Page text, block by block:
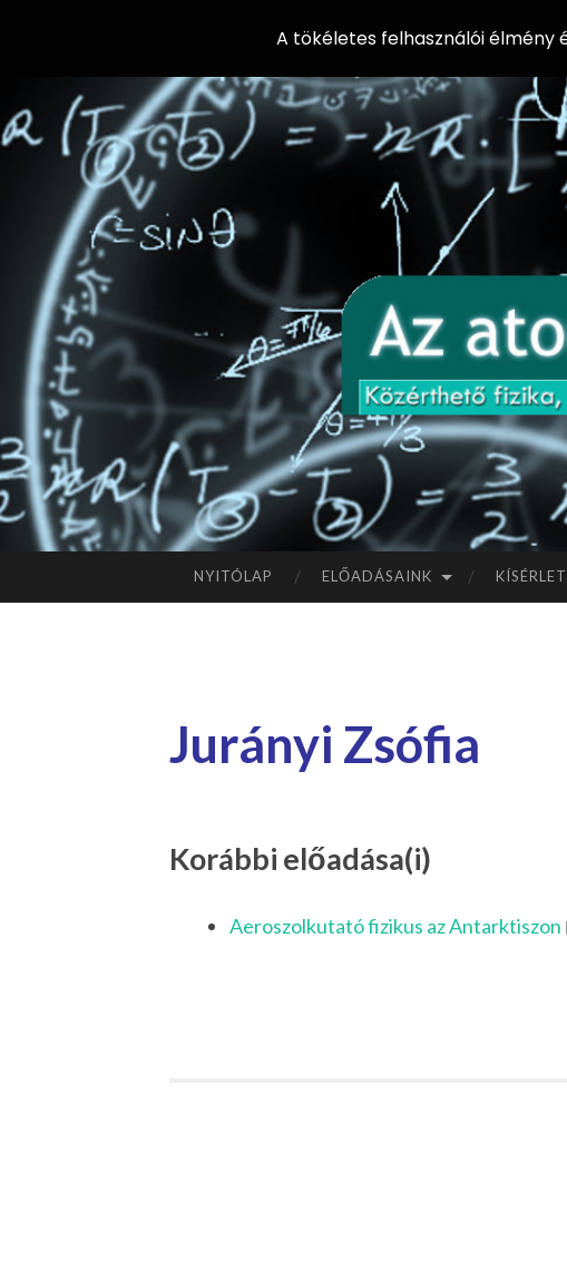
A
NYITÓLAP ELŐADÁSAINK
Jurányi Zsófia
Korábbi előadása(i)
Aeroszolkutató fizikus az Antarktiszon
A tökéletes felhasználói élmény